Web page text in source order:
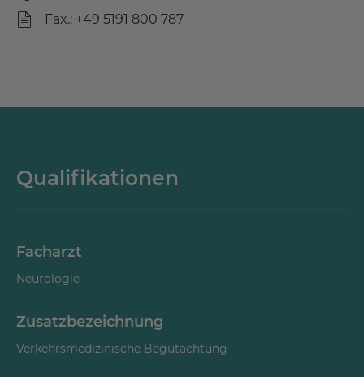
Fax.: +49 5191 800 787
Qualifikationen
Facharzt
Neurologie
Zusatzbezeichnung
Verkehrsmedizinische Begutachtung